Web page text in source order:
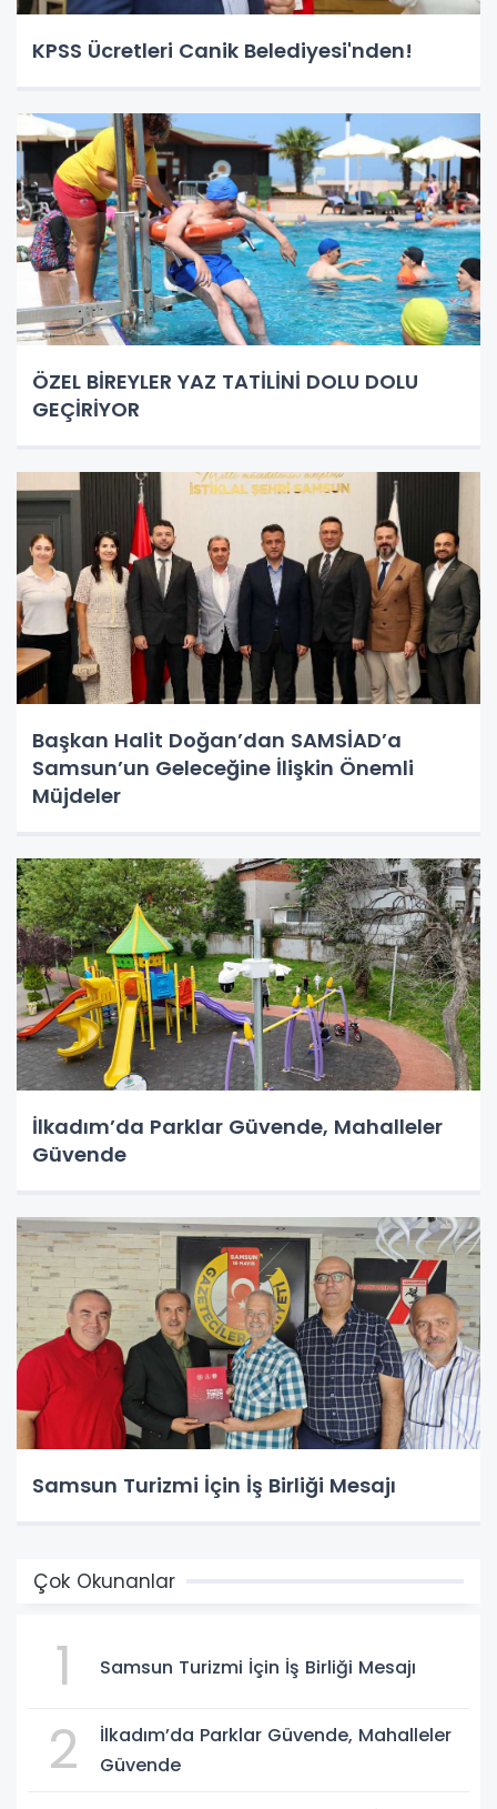
KPSS Ücretleri Canik Belediyesi'nden!
ÖZEL BİREYLER YAZ TATİLİNİ DOLU DOLU
GEÇİRİYOR
Başkan Halit Doğan’dan SAMSİAD’a
Samsun’un Geleceğine İlişkin Önemli
Müjdeler
İlkadım’da Parklar Güvende, Mahalleler
Güvende
Samsun Turizmi İçin İş Birliği Mesajı
Çok Okunanlar
1 Samsun Turizmi İçin İş Birliği Mesajı
2
İlkadım’da Parklar Güvende, Mahalleler
Güvende